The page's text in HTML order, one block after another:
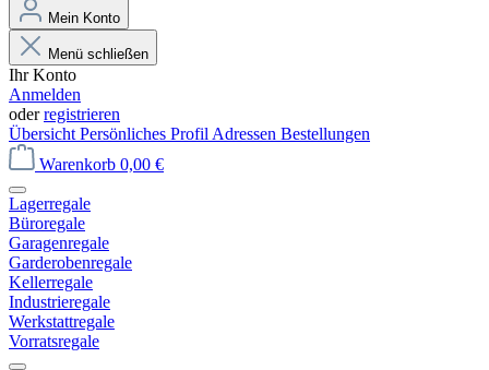
Mein Konto
Menü schließen
Ihr Konto
Anmelden
oderregistrieren
Übersicht Persönliches Profil Adressen Bestellungen
Warenkorb 0,00 €
Lagerregale
Büroregale
Garagenregale
Garderobenregale
Kellerregale
Industrieregale
Werkstattregale
Vorratsregale